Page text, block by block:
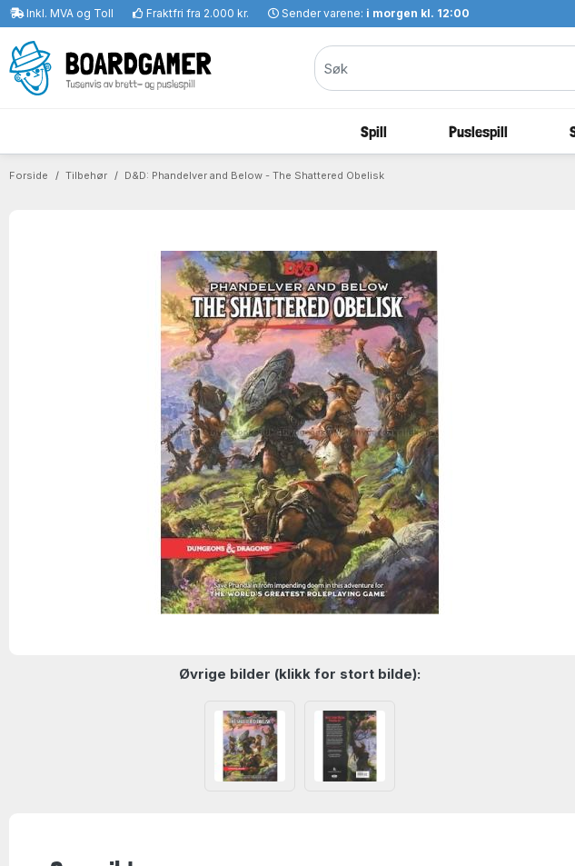
Inkl. MVA og Toll Fraktfri fra 2.000 kr. Sender varene: i morgen kl. 12:00
Spill Puslespill
Forside Tilbehør D&D: Phandelver and Below - The Shattered Obelisk
Øvrige bilder (klikk for stort bilde):